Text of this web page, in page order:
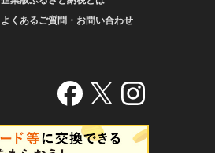
よくあるご質問・お問い合わせ